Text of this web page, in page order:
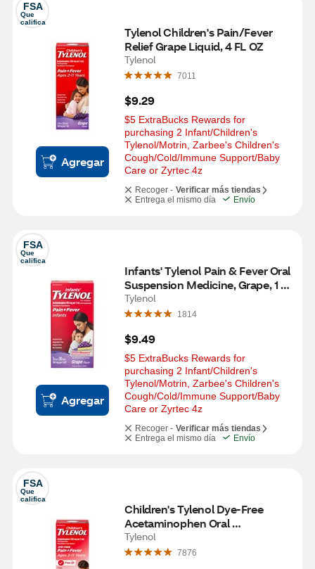
FSA
Que
califica
Agregar
Tylenol Children's Pain/Fever
Relief Grape Liquid, 4 FL OZ
Tylenol
7011
$9.29
$5 ExtraBucks Rewards for
purchasing 2 Infant/Children's
Tylenol/Motrin, Zarbee's Children's
Cough/Cold/Immune Support/Baby
Care or Zyrtec 4z
Recoger - Verificar más tiendas
Entrega el mismo día
Envío
FSA
Que
califica
Agregar
Infants' Tylenol Pain & Fever Oral
Suspension Medicine, Grape, 1
OZ
Tylenol
1814
$9.49
$5 ExtraBucks Rewards for
purchasing 2 Infant/Children's
Tylenol/Motrin, Zarbee's Children's
Cough/Cold/Immune Support/Baby
Care or Zyrtec 4z
Recoger - Verificar más tiendas
Entrega el mismo día
Envío
FSA
Que
califica
Children's Tylenol Dye-Free
Acetaminophen Oral
Suspension, Cherry, 4 FL OZ
Tylenol
7876